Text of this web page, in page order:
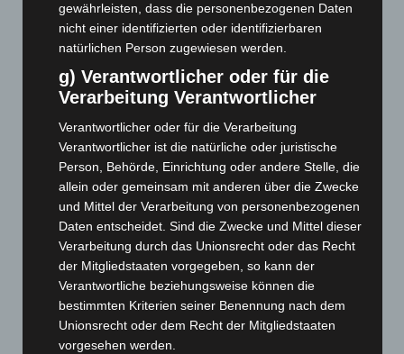
Februar 2026(109)
Januar 2026(122)
November 2025(114)
September 2025(93)
August 2025 (90)
Juli 2025 (90)
Juni 2025(103)
Mai 2025(112)
April 2025(88)
März 2025(111)
Februar 2025(96)
gewährleisten, dass die personenbezogenen Daten
nicht einer identifizierten oder identifizierbaren
natürlichen Person zugewiesen werden.
g) Verantwortlicher oder für die
Verarbeitung Verantwortlicher
Verantwortlicher oder für die Verarbeitung
Verantwortlicher ist die natürliche oder juristische
Person, Behörde, Einrichtung oder andere Stelle, die
allein oder gemeinsam mit anderen über die Zwecke
und Mittel der Verarbeitung von personenbezogenen
Daten entscheidet. Sind die Zwecke und Mittel dieser
Verarbeitung durch das Unionsrecht oder das Recht
der Mitgliedstaaten vorgegeben, so kann der
Verantwortliche beziehungsweise können die
bestimmten Kriterien seiner Benennung nach dem
Unionsrecht oder dem Recht der Mitgliedstaaten
vorgesehen werden.